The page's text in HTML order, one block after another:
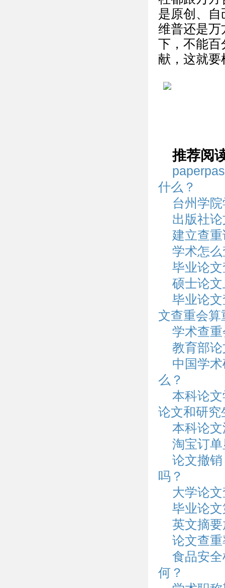
是原创、
维普还是万
下，不能百
献，这就要
推荐阅
什么？
台州学
出版社
建立查
学术怎
毕业论
硕士论
毕业论
文查重会算
学术查
教育部
中国学
么？
本科论
论文和研究
本科论
淘宝订
论文撤
吗？
大学论
毕业论
英文摘
论文查
食品安
何？